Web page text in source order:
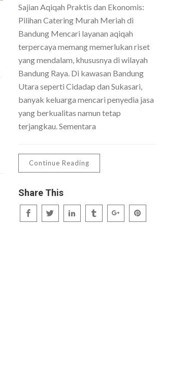
Sajian Aqiqah Praktis dan Ekonomis:
Pilihan Catering Murah Meriah di
Bandung Mencari layanan aqiqah
terpercaya memang memerlukan riset
yang mendalam, khususnya di wilayah
Bandung Raya. Di kawasan Bandung
Utara seperti Cidadap dan Sukasari,
banyak keluarga mencari penyedia jasa
yang berkualitas namun tetap
terjangkau. Sementara
Continue Reading
Share This